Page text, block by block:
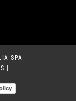
SPA